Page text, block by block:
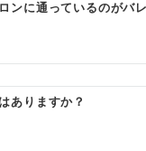
ンに通っているのがバ
ありますか？